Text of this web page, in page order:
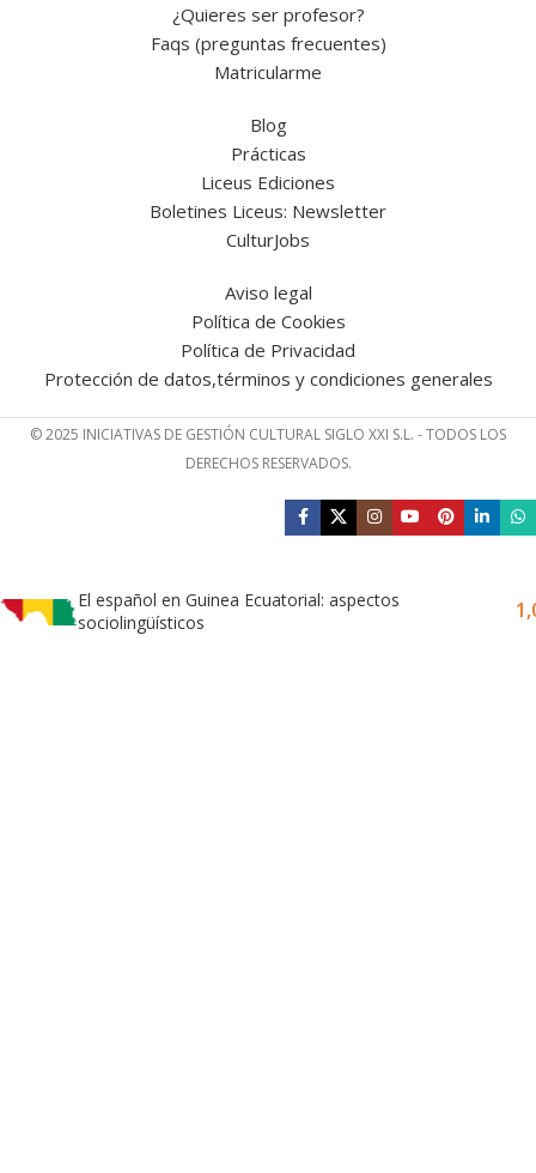
¿Quieres ser profesor?
Faqs (preguntas frecuentes)
Matricularme
Blog
Prácticas
Liceus Ediciones
Boletines Liceus: Newsletter
CulturJobs
Aviso legal
Política de Cookies
Política de Privacidad
Protección de datos,términos y condiciones generales
© 2025 INICIATIVAS DE GESTIÓN CULTURAL SIGLO XXI S.L. - TODOS LOS
DERECHOS RESERVADOS.
El español en Guinea Ecuatorial: aspectos
sociolingüísticos